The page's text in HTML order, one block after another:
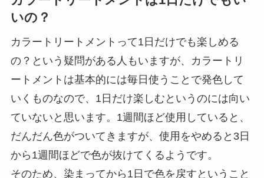
いの？
カラートリートメントって1日だけでも楽しめる
の？という疑問がある人もいますが、カラートリ
ートメントは基本的には毎日使うことで発色して
いくものなので、1日だけ楽しむというのには向い
ていないと思います。1週間ほど使用していると、
だんだん色がついてきますが、使用をやめると3日
から1週間ほどで色が抜けてくるようです。
そのため、染まってから1日で色を戻すということ